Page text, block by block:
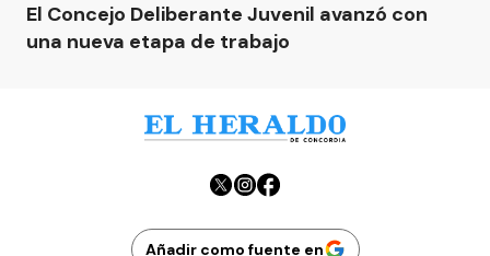
El Concejo Deliberante Juvenil avanzó con
una nueva etapa de trabajo
Añadir como fuente en